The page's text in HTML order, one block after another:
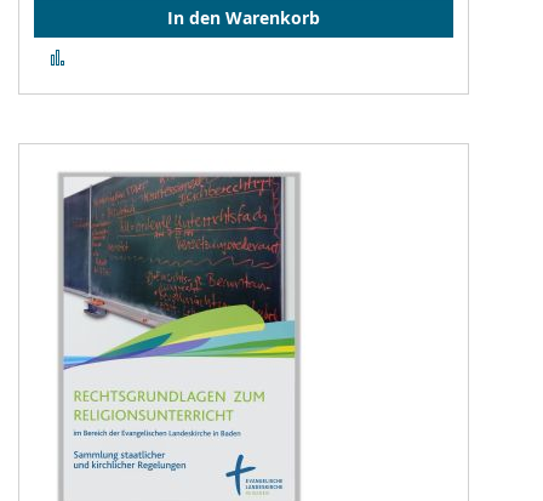
In den Warenkorb
hinzufügen